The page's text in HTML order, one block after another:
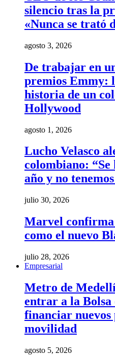
silencio tras la
«Nunca se trató
agosto 3, 2026
De trabajar en
premios Emmy:
historia de un
Hollywood
agosto 1, 2026
Lucho Velasco
colombiano: “Se
año y no
julio 30, 2026
Marvel confirma
como el nuevo
julio 28, 2026
Empresarial
Metro de
entrar a la Bolsa
financiar nuevos
movilidad
agosto 5, 2026